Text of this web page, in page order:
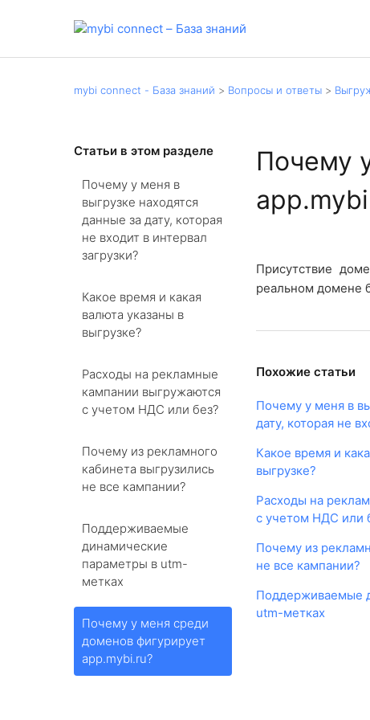
mybi connect - База знаний Вопросы и ответы
Статьи в этом разделе
Почему у меня в
выгрузке находятся
данные за дату, которая
не входит в интервал
загрузки?
Какое время и какая
валюта указаны в
выгрузке?
Расходы на рекламные
кампании выгружаются
с учетом НДС или без?
Почему из рекламного
кабинета выгрузились
не все кампании?
Поддерживаемые
динамические
параметры в utm-
метках
Почему у меня среди
доменов фигурирует
app.mybi.ru?
Почему
Присутствие
реальном домене
Похожие статьи
Почему у меня в
дату, которая не
Какое время и
выгрузке?
Расходы на
с учетом НДС или
Почему из
не все кампании?
Поддерживаемые
utm-метках